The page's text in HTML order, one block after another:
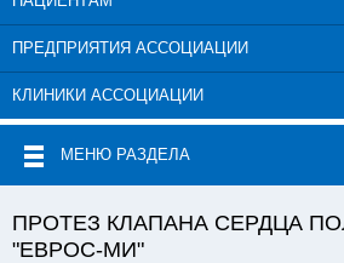
ПРЕДПРИЯТИЯ АССОЦИАЦИИ
КЛИНИКИ АССОЦИАЦИИ
МЕНЮ РАЗДЕЛА
ПРОТЕЗ КЛАПАНА СЕРДЦА
"ЕВРОС-МИ"